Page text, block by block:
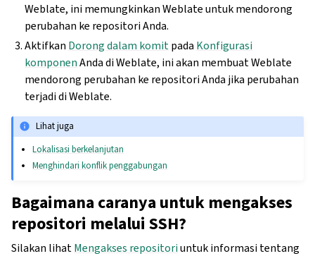
Weblate, ini memungkinkan Weblate untuk mendorong
perubahan ke repositori Anda.
Aktifkan Dorong dalam komitpada Konfigurasi
komponenAnda di Weblate, ini akan membuat Weblate
mendorong perubahan ke repositori Anda jika perubahan
terjadi di Weblate.
Lihat juga
Lokalisasi berkelanjutan
Menghindari konflik penggabungan
Bagaimana caranya untuk mengakses
repositori melalui SSH?
Silakan lihatMengakses repositoriuntuk informasi tentang